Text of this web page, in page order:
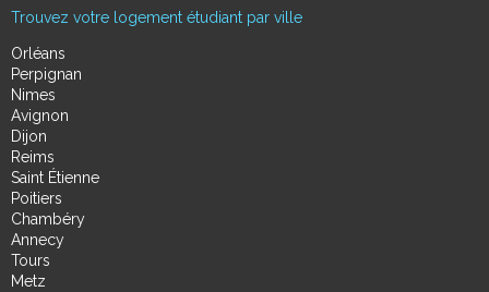
Trouvez votre logement étudiant par ville
Orléans
Perpignan
Nimes
Avignon
Dijon
Reims
Saint Étienne
Poitiers
Chambéry
Annecy
Tours
Metz